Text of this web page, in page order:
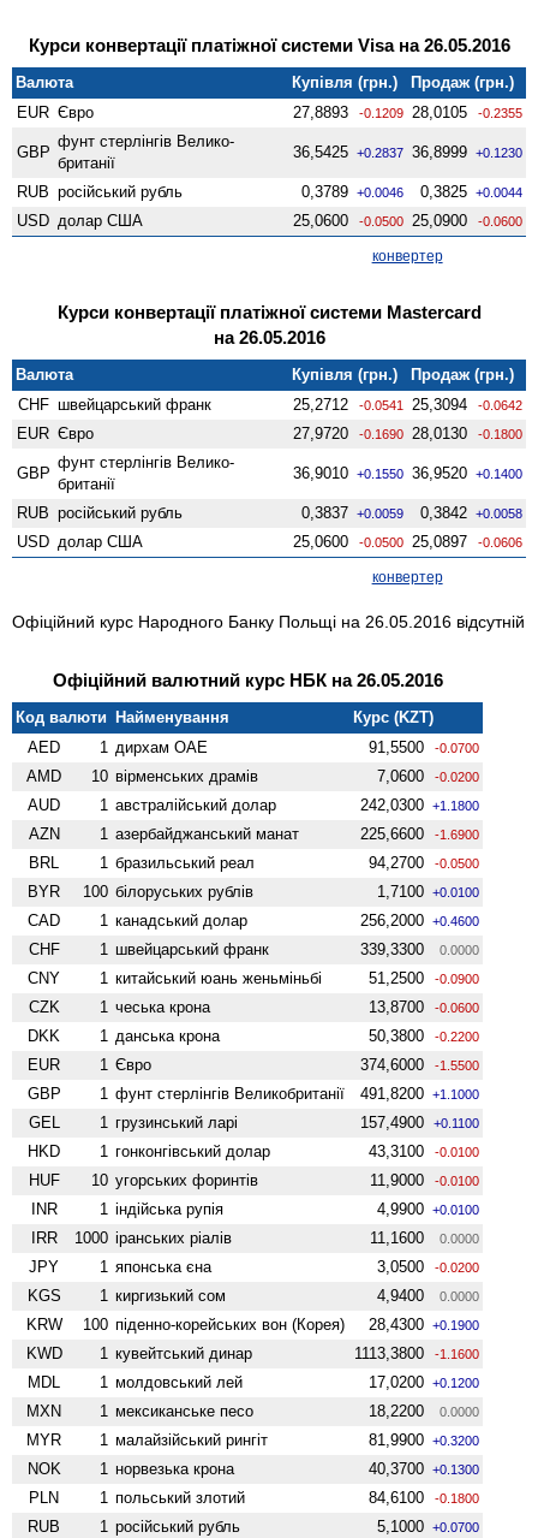
Курси конвертації платіжної системи Visa на 26.05.2016
Валюта Купівля (грн.)
Продаж (грн.)
EUR Євро 27,8893 -0.1209 28,0105 -0.2355
GBP
фунт стерлінгів Велико­
британії
36,5425 +0.2837 36,8999 +0.1230
RUB російський рубль 0,3789 +0.0046 0,3825 +0.0044
USD долар США 25,0600 -0.0500 25,0900 -0.0600
конвертер
Курси конвертації платіжної системи Mastercard
на 26.05.2016
Валюта Купівля (грн.)
Продаж (грн.)
CHF швейцарський франк 25,2712 -0.0541 25,3094 -0.0642
EUR Євро 27,9720 -0.1690 28,0130 -0.1800
GBP
фунт стерлінгів Велико­
британії
36,9010 +0.1550 36,9520 +0.1400
RUB російський рубль 0,3837 +0.0059 0,3842 +0.0058
USD долар США 25,0600 -0.0500 25,0897 -0.0606
конвертер
Офіційний курс Народного Банку Польщі на 26.05.2016 відсутній
Офіційний валютний курс НБК на 26.05.2016
Код валюти Найменування
Курс (KZT)
AED
1 дирхам ОАЕ 91,5500 -0.0700
AMD 10 вiрменських драмів 7,0600 -0.0200
AUD 1 австралійський долар 242,0300 +1.1800
AZN 1 азербайджанський манат 225,6600 -1.6900
BRL 1 бразильський реал 94,2700 -0.0500
BYR 100 білоруських рублів 1,7100 +0.0100
CAD 1 канадський долар 256,2000 +0.4600
CHF 1 швейцарський франк 339,3300 0.0000
CNY 1 китайський юань женьмiньбi 51,2500 -0.0900
CZK 1 чеська крона 13,8700 -0.0600
DKK 1 данська крона 50,3800 -0.2200
EUR 1 Євро 374,6000 -1.5500
GBP 1 фунт стерлінгів Велико­британії 491,8200 +1.1000
GEL 1 грузинський ларі 157,4900 +0.1100
HKD 1 гонконгівський долар 43,3100 -0.0100
HUF 10 угорських форинтів 11,9000 -0.0100
INR 1 індійська рупія 4,9900 +0.0100
IRR 1000 іранських ріалів 11,1600 0.0000
JPY 1 японська єна 3,0500 -0.0200
KGS 1 киргизький сом 4,9400 0.0000
KRW 100 піденно-корейських вон (Корея) 28,4300 +0.1900
KWD 1 кувейтський динар 1113,3800 -1.1600
MDL 1 молдовський лей 17,0200 +0.1200
MXN 1 мексиканське песо 18,2200 0.0000
MYR 1 малайзійський рингіт 81,9900 +0.3200
NOK 1 норвезька крона 40,3700 +0.1300
PLN 1 польський злотий 84,6100 -0.1800
RUB 1 російський рубль 5,1000 +0.0700